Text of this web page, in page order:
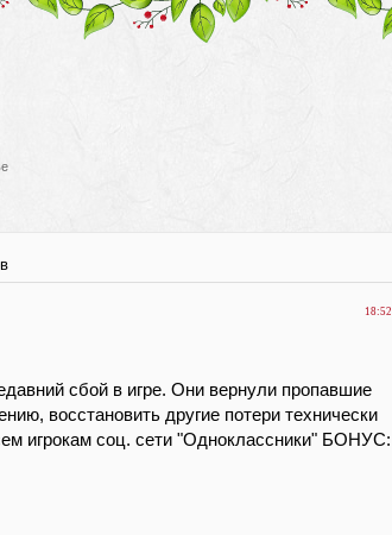
18:52
сбой в игре. Они вернули пропавшие
восстановить другие потери технически
игрокам соц. сети "Одноклассники" БОНУС: